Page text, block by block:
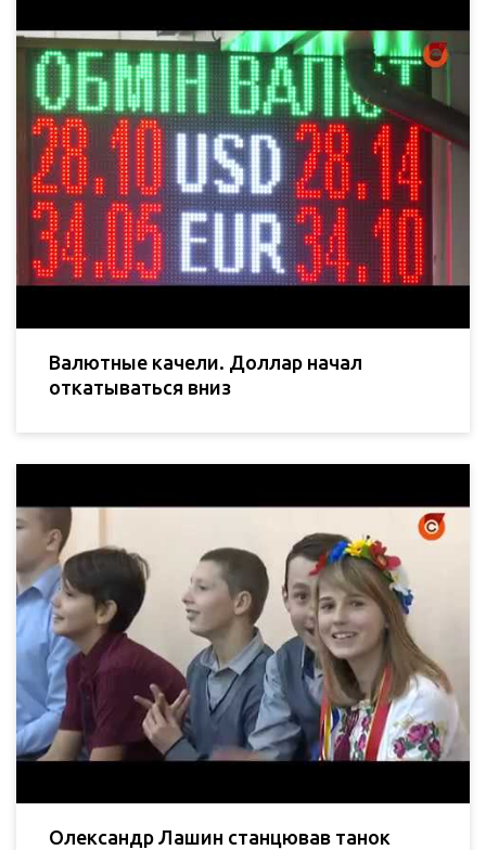
Валютные качели. Доллар начал
откатываться вниз
Олександр Лашин станцював танок